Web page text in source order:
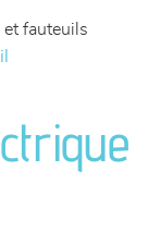
et fauteuils